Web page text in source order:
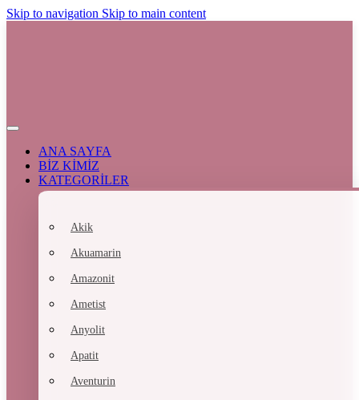
Skip to navigation Skip to main content
ANA SAYFA
BİZ KİMİZ
KATEGORİLER
Akik
Akuamarin
Amazonit
Ametist
Anyolit
Apatit
Aventurin